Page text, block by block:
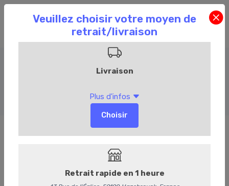
Amuses bouches chauds
Amuses bouches chauds